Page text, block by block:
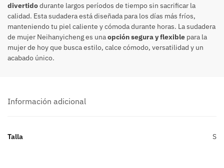
divertidodurante largos períodos de tiempo sin sacrificar la
calidad. Esta sudadera está diseñada para los días más fríos,
manteniendo tu piel caliente y cómoda durante horas. La sudadera
de mujer Neihanyicheng es unaopción segura y flexible para la
mujer de hoy que busca estilo, calce cómodo, versatilidad y un
acabado único.
Información adicional
Talla S